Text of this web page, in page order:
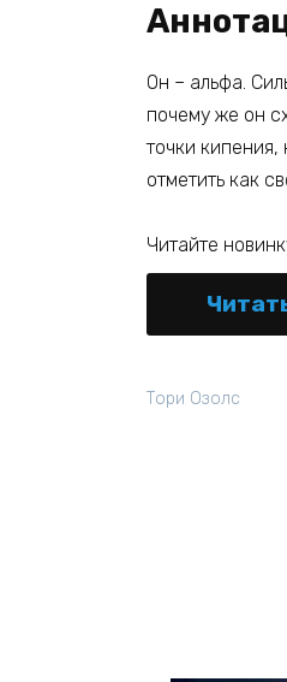
Он – альфа.
почему же он
точки кипения,
отметить как
Читайте
Тори Озолс